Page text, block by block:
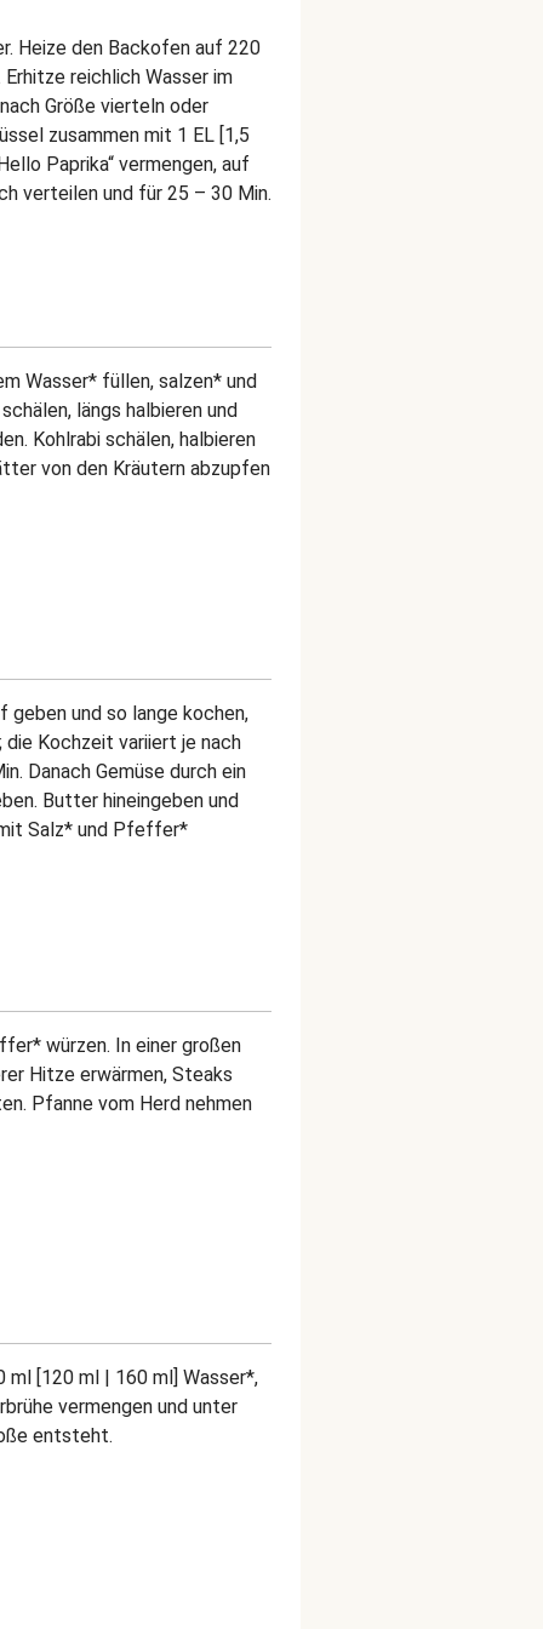
Heize den Backofen auf 220
reichlich Wasser im
Größe vierteln oder
zusammen mit 1 EL [1,5
Paprika“ vermengen, auf
verteilen und für 25 – 30 Min.
Wasser* füllen, salzen* und
längs halbieren und
Kohlrabi schälen, halbieren
von den Kräutern abzupfen
geben und so lange kochen,
die Kochzeit variiert je nach
Danach Gemüse durch ein
Butter hineingeben und
Salz* und Pfeffer*
würzen. In einer großen
Hitze erwärmen, Steaks
Pfanne vom Herd nehmen
ml [120 ml | 160 ml] Wasser*,
vermengen und unter
entsteht.